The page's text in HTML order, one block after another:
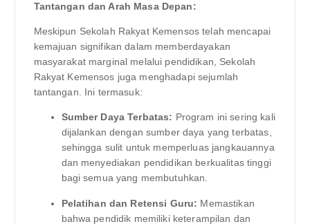
Tantangan dan Arah Masa Depan:
Meskipun Sekolah Rakyat Kemensos telah mencapai
kemajuan signifikan dalam memberdayakan
masyarakat marginal melalui pendidikan, Sekolah
Rakyat Kemensos juga menghadapi sejumlah
tantangan. Ini termasuk:
Sumber Daya Terbatas: Program ini sering kali
dijalankan dengan sumber daya yang terbatas,
sehingga sulit untuk memperluas jangkauannya
dan menyediakan pendidikan berkualitas tinggi
bagi semua yang membutuhkan.
Pelatihan dan Retensi Guru: Memastikan
bahwa pendidik memiliki keterampilan dan